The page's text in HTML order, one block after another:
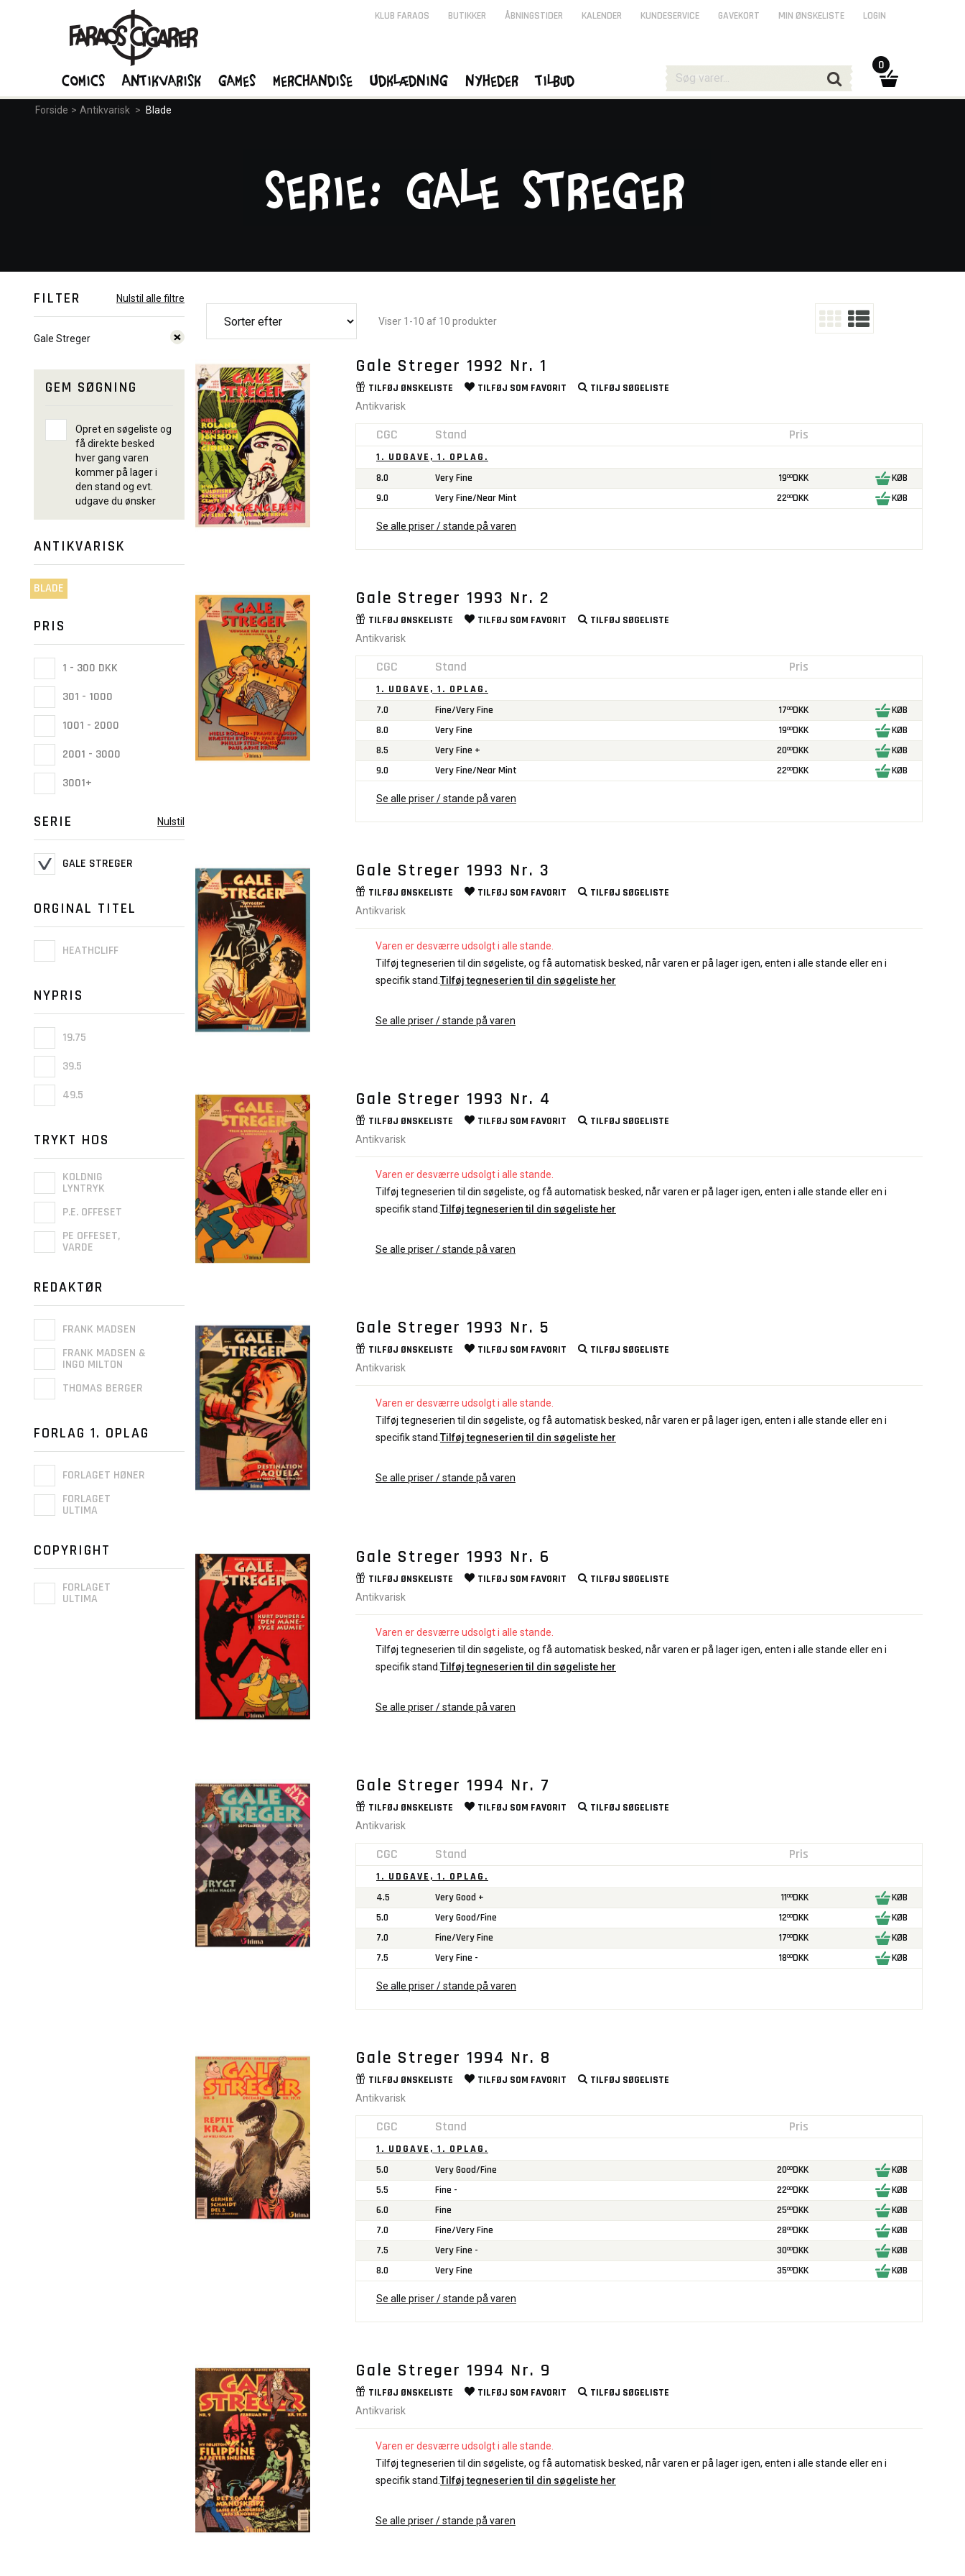
Forside > Antikvarisk > Blade
Serie: Gale Streger
FILTER Nulstil alle filtre
Gale Streger
GEM SØGNING
Opret en søgeliste og
få direkte besked
hver gang varen
kommer på lager i
den stand og evt.
udgave du ønsker
ANTIKVARISK
BLADE
PRIS
1 - 300 DKK
301 - 1000
1001 - 2000
2001 - 3000
3001+
SERIE Nulstil
GALE STREGER
ORGINAL TITEL
HEATHCLIFF
NYPRIS
19.75
39.5
49.5
TRYKT HOS
KOLDNIG
LYNTRYK
P.E. OFFESET
PE OFFESET,
VARDE
REDAKTØR
FRANK MADSEN
FRANK MADSEN &
INGO MILTON
THOMAS BERGER
FORLAG 1. OPLAG
FORLAGET HØNER
FORLAGET
ULTIMA
COPYRIGHT
FORLAGET
ULTIMA
Viser 1-10 af 10 produkter
Gale Streger 1992 Nr. 1
TILFØJ ØNSKELISTE TILFØJ SOM FAVORIT TILFØJ SØGELISTE
Antikvarisk
CGC Stand Pris
1. UDGAVE, 1. OPLAG.
8.0
Very Fine 1900DKK
KØB
9.0
Very Fine/Near Mint 2200DKK KØB
Se alle priser / stande på varen
Gale Streger 1993 Nr. 2
TILFØJ ØNSKELISTE TILFØJ SOM FAVORIT TILFØJ SØGELISTE
Antikvarisk
CGC Stand Pris
1. UDGAVE, 1. OPLAG.
7.0
Fine/Very Fine 1700DKK
KØB
8.0
Very Fine 1900DKK
KØB
8.5
Very Fine + 2000DKK
KØB
9.0
Very Fine/Near Mint 2200DKK KØB
Se alle priser / stande på varen
Gale Streger 1993 Nr. 3
TILFØJ ØNSKELISTE TILFØJ SOM FAVORIT TILFØJ SØGELISTE
Antikvarisk
Varen er desværre udsolgt i alle stande.
Tilføj tegneserien til din søgeliste, og få automatisk besked, når varen er på lager igen, enten i alle stande eller en i
specifik stand. Tilføj tegneserien til din søgeliste her
Se alle priser / stande på varen
Gale Streger 1993 Nr. 4
TILFØJ ØNSKELISTE TILFØJ SOM FAVORIT TILFØJ SØGELISTE
Antikvarisk
Varen er desværre udsolgt i alle stande.
Tilføj tegneserien til din søgeliste, og få automatisk besked, når varen er på lager igen, enten i alle stande eller en i
specifik stand.Tilføj tegneserien til din søgeliste her
Se alle priser / stande på varen
Gale Streger 1993 Nr. 5
TILFØJ ØNSKELISTE TILFØJ SOM FAVORIT TILFØJ SØGELISTE
Antikvarisk
Varen er desværre udsolgt i alle stande.
Tilføj tegneserien til din søgeliste, og få automatisk besked, når varen er på lager igen, enten i alle stande eller en i
specifik stand.Tilføj tegneserien til din søgeliste her
Se alle priser / stande på varen
Gale Streger 1993 Nr. 6
TILFØJ ØNSKELISTE TILFØJ SOM FAVORIT TILFØJ SØGELISTE
Antikvarisk
Varen er desværre udsolgt i alle stande.
Tilføj tegneserien til din søgeliste, og få automatisk besked, når varen er på lager igen, enten i alle stande eller en i
specifik stand. Tilføj tegneserien til din søgeliste her
Se alle priser / stande på varen
Gale Streger 1994 Nr. 7
TILFØJ ØNSKELISTE TILFØJ SOM FAVORIT TILFØJ SØGELISTE
Antikvarisk
CGC Stand Pris
1. UDGAVE, 1. OPLAG.
4.5
Very Good + 1100DKK
KØB
5.0
Very Good/Fine 1200DKK
KØB
7.0
Fine/Very Fine 1700DKK
KØB
7.5
Very Fine - 1800DKK KØB
Se alle priser / stande på varen
Gale Streger 1994 Nr. 8
TILFØJ ØNSKELISTE TILFØJ SOM FAVORIT TILFØJ SØGELISTE
Antikvarisk
CGC Stand Pris
1. UDGAVE, 1. OPLAG.
5.0
Very Good/Fine 2000DKK
KØB
5.5
Fine - 2200DKK
KØB
6.0
Fine 2500DKK
KØB
7.0
Fine/Very Fine 2800DKK
KØB
7.5
Very Fine - 3000DKK
KØB
8.0
Very Fine 3500DKK KØB
Se alle priser / stande på varen
Gale Streger 1994 Nr. 9
TILFØJ ØNSKELISTE TILFØJ SOM FAVORIT TILFØJ SØGELISTE
Antikvarisk
Varen er desværre udsolgt i alle stande.
Tilføj tegneserien til din søgeliste, og få automatisk besked, når varen er på lager igen, enten i alle stande eller en i
specifik stand. Tilføj tegneserien til din søgeliste her
Se alle priser / stande på varen
KLUB FARAOS BUTIKKER ÅBNINGSTIDER KALENDER KUNDESERVICE GAVEKORT MIN ØNSKELISTE LOGIN
Comics Antikvarisk Games Merchandise Udklædning Nyheder Tilbud
0